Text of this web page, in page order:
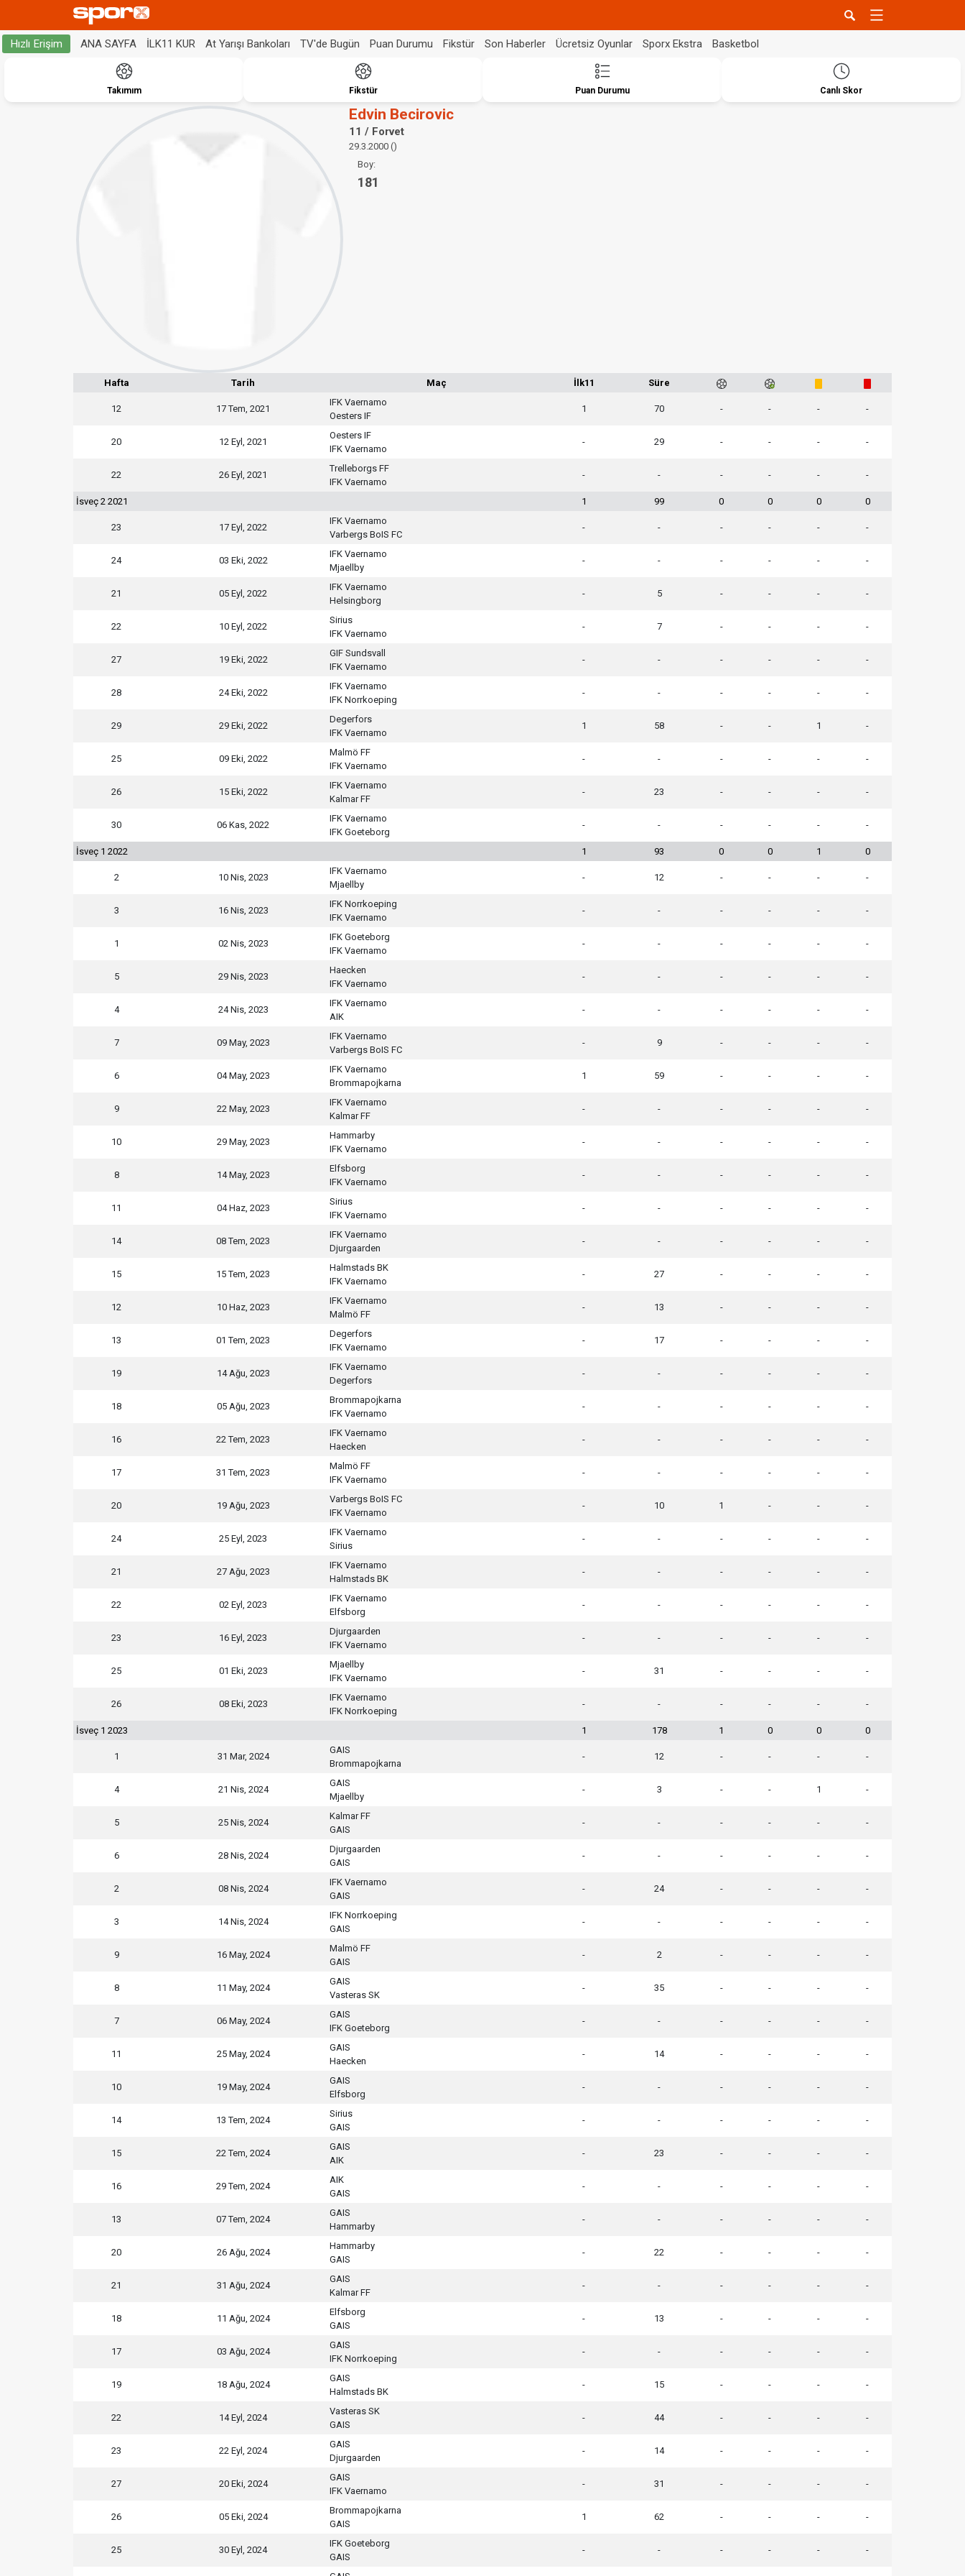
Hızlı Erişim ANA SAYFA İLK11 KUR At Yarışı Bankoları TV'de Bugün Puan Durumu Fikstür Son Haberler Ücretsiz Oyunlar Sporx Ekstra Basketbol
Takımım Fikstür Puan Durumu Canlı Skor
Edvin Becirovic
11 / Forvet
29.3.2000 ()
Boy:
181
Hafta Tarih Maç İlk11 Süre
12 17 Tem, 2021
IFK Vaernamo
Oesters IF
1 70 - - - -
20 12 Eyl, 2021
Oesters IF
IFK Vaernamo
- 29 - - - -
22 26 Eyl, 2021
Trelleborgs FF
IFK Vaernamo
- - - - - -
İsveç 2 2021 1 99 0 0 0 0
23 17 Eyl, 2022
IFK Vaernamo
Varbergs BoIS FC
- - - - - -
24 03 Eki, 2022
IFK Vaernamo
Mjaellby
- - - - - -
21 05 Eyl, 2022
IFK Vaernamo
Helsingborg
- 5 - - - -
22 10 Eyl, 2022
Sirius
IFK Vaernamo
- 7 - - - -
27 19 Eki, 2022
GIF Sundsvall
IFK Vaernamo
- - - - - -
28 24 Eki, 2022
IFK Vaernamo
IFK Norrkoeping
- - - - - -
29 29 Eki, 2022
Degerfors
IFK Vaernamo
1 58 - - 1 -
25 09 Eki, 2022
Malmö FF
IFK Vaernamo
- - - - - -
26 15 Eki, 2022
IFK Vaernamo
Kalmar FF
- 23 - - - -
30 06 Kas, 2022
IFK Vaernamo
IFK Goeteborg
- - - - - -
İsveç 1 2022 1 93 0 0 1 0
2 10 Nis, 2023
IFK Vaernamo
Mjaellby
- 12 - - - -
3 16 Nis, 2023
IFK Norrkoeping
IFK Vaernamo
- - - - - -
1 02 Nis, 2023
IFK Goeteborg
IFK Vaernamo
- - - - - -
5 29 Nis, 2023
Haecken
IFK Vaernamo
- - - - - -
4 24 Nis, 2023
IFK Vaernamo
AIK
- - - - - -
7 09 May, 2023
IFK Vaernamo
Varbergs BoIS FC
- 9 - - - -
6 04 May, 2023
IFK Vaernamo
Brommapojkarna
1 59 - - - -
9 22 May, 2023
IFK Vaernamo
Kalmar FF
- - - - - -
10 29 May, 2023
Hammarby
IFK Vaernamo
- - - - - -
8 14 May, 2023
Elfsborg
IFK Vaernamo
- - - - - -
11 04 Haz, 2023
Sirius
IFK Vaernamo
- - - - - -
14 08 Tem, 2023
IFK Vaernamo
Djurgaarden
- - - - - -
15 15 Tem, 2023
Halmstads BK
IFK Vaernamo
- 27 - - - -
12 10 Haz, 2023
IFK Vaernamo
Malmö FF
- 13 - - - -
13 01 Tem, 2023
Degerfors
IFK Vaernamo
- 17 - - - -
19 14 Ağu, 2023
IFK Vaernamo
Degerfors
- - - - - -
18 05 Ağu, 2023
Brommapojkarna
IFK Vaernamo
- - - - - -
16 22 Tem, 2023
IFK Vaernamo
Haecken
- - - - - -
17 31 Tem, 2023
Malmö FF
IFK Vaernamo
- - - - - -
20 19 Ağu, 2023
Varbergs BoIS FC
IFK Vaernamo
- 10 1 - - -
24 25 Eyl, 2023
IFK Vaernamo
Sirius
- - - - - -
21 27 Ağu, 2023
IFK Vaernamo
Halmstads BK
- - - - - -
22 02 Eyl, 2023
IFK Vaernamo
Elfsborg
- - - - - -
23 16 Eyl, 2023
Djurgaarden
IFK Vaernamo
- - - - - -
25 01 Eki, 2023
Mjaellby
IFK Vaernamo
- 31 - - - -
26 08 Eki, 2023
IFK Vaernamo
IFK Norrkoeping
- - - - - -
İsveç 1 2023 1 178 1 0 0 0
1 31 Mar, 2024
GAIS
Brommapojkarna
- 12 - - - -
4 21 Nis, 2024
GAIS
Mjaellby
- 3 - - 1 -
5 25 Nis, 2024
Kalmar FF
GAIS
- - - - - -
6 28 Nis, 2024
Djurgaarden
GAIS
- - - - - -
2 08 Nis, 2024
IFK Vaernamo
GAIS
- 24 - - - -
3 14 Nis, 2024
IFK Norrkoeping
GAIS
- - - - - -
9 16 May, 2024
Malmö FF
GAIS
- 2 - - - -
8 11 May, 2024
GAIS
Vasteras SK
- 35 - - - -
7 06 May, 2024
GAIS
IFK Goeteborg
- - - - - -
11 25 May, 2024
GAIS
Haecken
- 14 - - - -
10 19 May, 2024
GAIS
Elfsborg
- - - - - -
14 13 Tem, 2024
Sirius
GAIS
- - - - - -
15 22 Tem, 2024
GAIS
AIK
- 23 - - - -
16 29 Tem, 2024
AIK
GAIS
- - - - - -
13 07 Tem, 2024
GAIS
Hammarby
- - - - - -
20 26 Ağu, 2024
Hammarby
GAIS
- 22 - - - -
21 31 Ağu, 2024
GAIS
Kalmar FF
- - - - - -
18 11 Ağu, 2024
Elfsborg
GAIS
- 13 - - - -
17 03 Ağu, 2024
GAIS
IFK Norrkoeping
- - - - - -
19 18 Ağu, 2024
GAIS
Halmstads BK
- 15 - - - -
22 14 Eyl, 2024
Vasteras SK
GAIS
- 44 - - - -
23 22 Eyl, 2024
GAIS
Djurgaarden
- 14 - - - -
27 20 Eki, 2024
GAIS
IFK Vaernamo
- 31 - - - -
26 05 Eki, 2024
Brommapojkarna
GAIS
1 62 - - - -
25 30 Eyl, 2024
IFK Goeteborg
GAIS
- - - - - -